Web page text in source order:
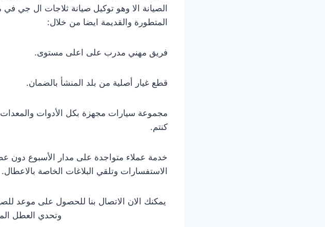
الصيانة الا وهو توكيل صيانة ثلاجات ال جي
المتطورة والقديمة ايضا من خلال:
فريق مهني مدرب على اعلى مستوى.
قطع غيار أصلية من بلد المنشأ بالضمان.
مجموعة سيارات مجهزة بكل الأدوات والمعدات
كنتم.
خدمة عملاء متواجدة على مدار الأسبوع دون
الاستفسارات وتلقي البلاغات الخاصة بالاعطال.
يمكنك الان الاتصال بنا للحصول على موعد
وتحدي العطل